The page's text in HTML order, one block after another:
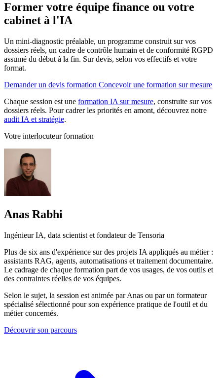
Former votre équipe finance ou votre
cabinet à l'IA
Un mini-diagnostic préalable, un programme construit sur vos
dossiers réels, un cadre de contrôle humain et de conformité RGPD
assumé du début à la fin. Sur devis, selon vos effectifs et votre
format.
Demander un devis formation Concevoir une formation sur mesure
Chaque session est une formation IA sur mesure, construite sur vos
dossiers réels. Pour cadrer les priorités en amont, découvrez notre
audit IA et stratégie.
Votre interlocuteur formation
Anas Rabhi
Ingénieur IA, data scientist et fondateur de Tensoria
Plus de six ans d'expérience sur des projets IA appliqués au métier :
assistants RAG, agents, automatisations et traitement documentaire.
Le cadrage de chaque formation part de vos usages, de vos outils et
des contraintes réelles de vos équipes.
Selon le sujet, la session est animée par Anas ou par un formateur
spécialisé sélectionné pour son expérience pratique de l'outil et du
métier concernés.
Découvrir son parcours